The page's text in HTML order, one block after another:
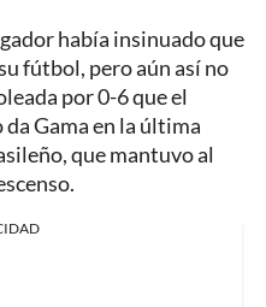
había insinuado que
fútbol, pero aún así no
por 0-6 que el
Gama en la última
que mantuvo al